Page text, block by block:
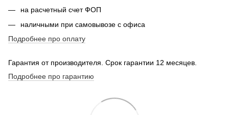
на расчетный счет ФОП
наличными при самовывозе с офиса
Подробнее про оплату
Гарантия от производителя. Срок гарантии 12 месяцев.
Подробнее про гарантию